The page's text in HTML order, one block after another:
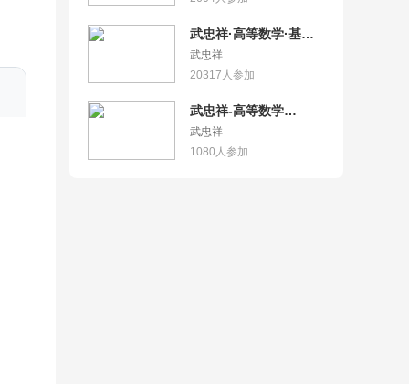
武忠祥·高等数学·基础
课【AI答疑/27考研适
用】
武忠祥
20317 人参加
武忠祥-高等数学
（上）-0基础课【AI答
疑/27考研适用】
武忠祥
1080 人参加